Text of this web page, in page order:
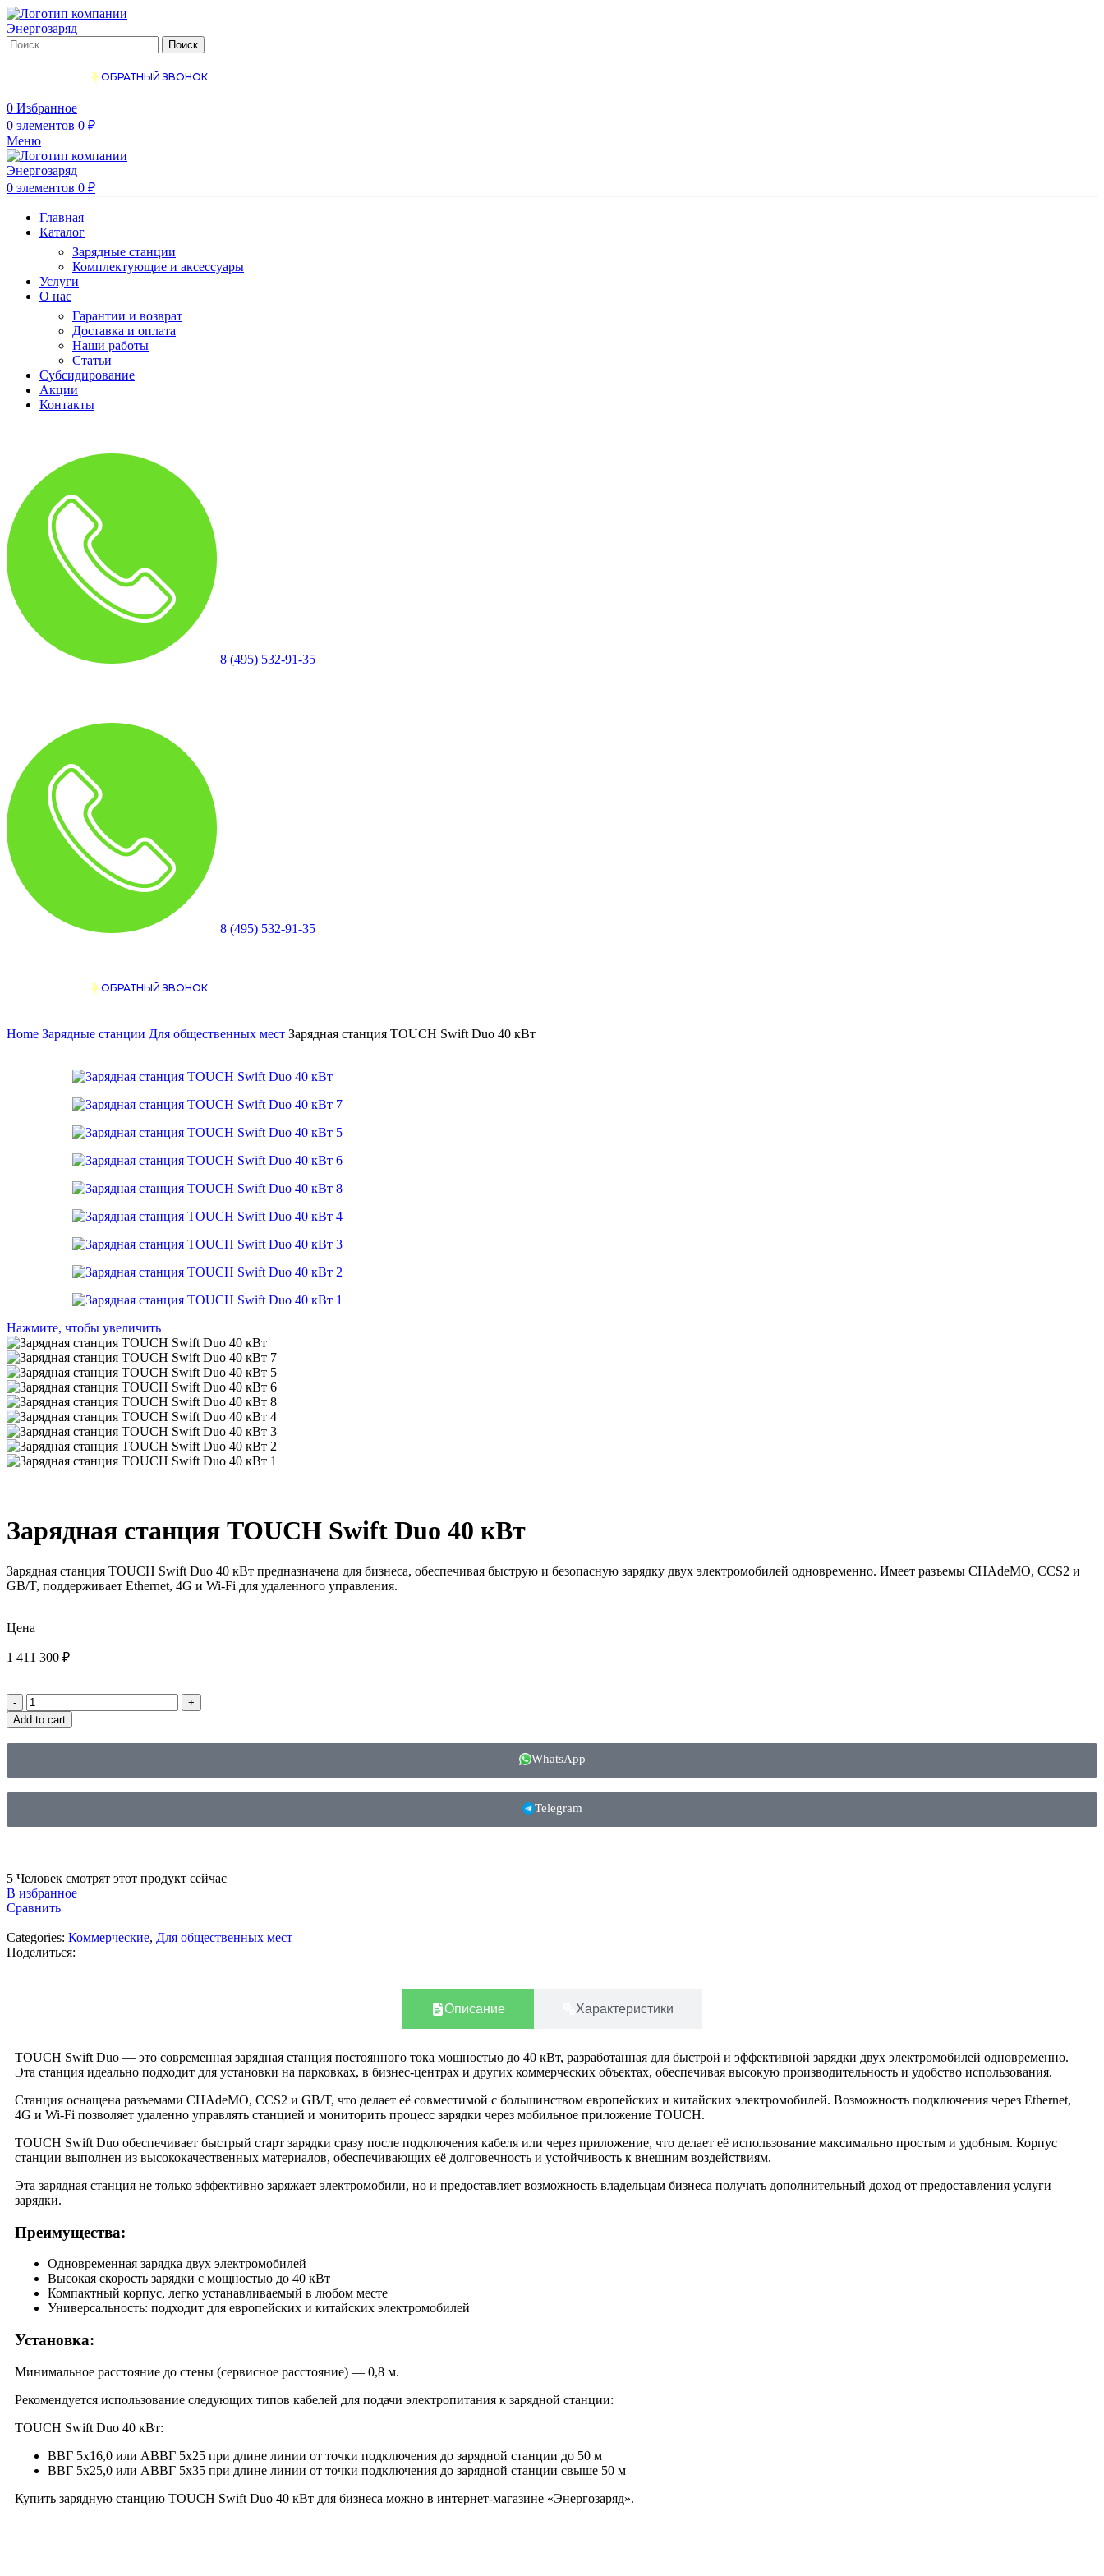
Поиск
ОБРАТНЫЙ ЗВОНОК
0 Избранное
0 элементов 0 ₽
Меню
0 элементов 0 ₽
Главная
Каталог
Зарядные станции
Комплектующие и аксессуары
Услуги
О нас
Гарантии и возврат
Доставка и оплата
Наши работы
Статьи
Субсидирование
Акции
Контакты
8 (495) 532-91-35
8 (495) 532-91-35
ОБРАТНЫЙ ЗВОНОК
Home Зарядные станции Для общественных мест Зарядная станция TOUCH Swift Duo 40 кВт
Нажмите, чтобы увеличить
Зарядная станция TOUCH Swift Duo 40 кВт
Зарядная станция TOUCH Swift Duo 40 кВт предназначена для бизнеса, обеспечивая быструю и безопасную зарядку двух электромобилей одновременно. Имеет разъемы CHAdeMO, CCS2 и
GB/T, поддерживает Ethernet, 4G и Wi-Fi для удаленного управления.
Цена
1 411 300 ₽
Add to cart
WhatsApp
Telegram
5 Человек смотрят этот продукт сейчас
В избранное
Сравнить
Categories: Коммерческие, Для общественных мест
Поделиться:
Описание Характеристики
TOUCH Swift Duo — это современная зарядная станция постоянного тока мощностью до 40 кВт, разработанная для быстрой и эффективной зарядки двух электромобилей одновременно.
Эта станция идеально подходит для установки на парковках, в бизнес-центрах и других коммерческих объектах, обеспечивая высокую производительность и удобство использования.
Станция оснащена разъемами CHAdeMO, CCS2 и GB/T, что делает её совместимой с большинством европейских и китайских электромобилей. Возможность подключения через Ethernet,
4G и Wi-Fi позволяет удаленно управлять станцией и мониторить процесс зарядки через мобильное приложение TOUCH.
TOUCH Swift Duo обеспечивает быстрый старт зарядки сразу после подключения кабеля или через приложение, что делает её использование максимально простым и удобным. Корпус
станции выполнен из высококачественных материалов, обеспечивающих её долговечность и устойчивость к внешним воздействиям.
Эта зарядная станция не только эффективно заряжает электромобили, но и предоставляет возможность владельцам бизнеса получать дополнительный доход от предоставления услуги
зарядки.
Преимущества:
Одновременная зарядка двух электромобилей
Высокая скорость зарядки с мощностью до 40 кВт
Компактный корпус, легко устанавливаемый в любом месте
Универсальность: подходит для европейских и китайских электромобилей
Установка:
Минимальное расстояние до стены (сервисное расстояние) — 0,8 м.
Рекомендуется использование следующих типов кабелей для подачи электропитания к зарядной станции:
TOUCH Swift Duo 40 кВт:
ВВГ 5х16,0 или АВВГ 5х25 при длине линии от точки подключения до зарядной станции до 50 м
ВВГ 5х25,0 или АВВГ 5х35 при длине линии от точки подключения до зарядной станции свыше 50 м
Купить зарядную станцию TOUCH Swift Duo 40 кВт для бизнеса можно в интернет-магазине «Энергозаряд».